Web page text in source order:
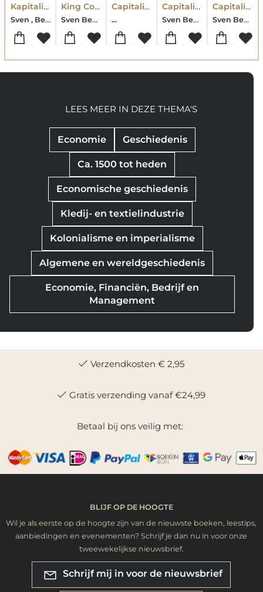
Kapitalismus
Sven , Beckert
King Cotton
Sven Beckert
Capitalism
...
Capitalism
Sven Beckert
Capitalism
Sven Beckert
Economie Geschiedenis
Ca. 1500 tot heden
Economische geschiedenis
Kledij- en textielindustrie
Kolonialisme en imperialisme
Algemene en wereldgeschiedenis
Economie, Financiën, Bedrijf en
Management
LEES MEER IN DEZE THEMA'S
Verzendkosten € 2,95
Gratis verzending vanaf €24,99
Betaal bij ons veilig met:
BLIJF OP DE HOOGTE
Wil je als eerste op de hoogte zijn van de nieuwste boeken, leestips,
aanbiedingen en evenementen? Schrijf je dan nu in voor onze
tweewekelijkse nieuwsbrief.
Schrijf mij in voor de nieuwsbrief